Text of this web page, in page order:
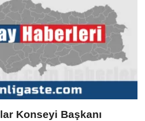
Konseyi Başkanı